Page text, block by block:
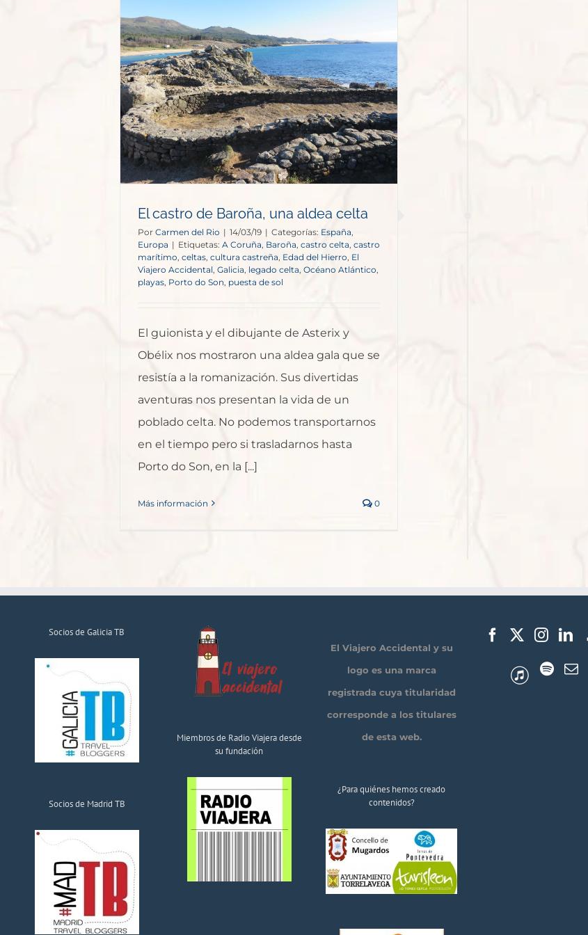
El castro de Baroña, una aldea celta
Por Carmen del Rio | 14/03/19 | Categorías: España
Europa | Etiquetas: A Coruña Baroña castro celta castro
marítimo celtas, cultura castreña Edad del Hierro El
Viajero Accidental Galicia legado celta, Océano Atlántico
playas, Porto do Son puesta de sol
El guionista y el dibujante de Asterix y
Obélix nos mostraron una aldea gala que se
resistía a la romanización. Sus divertidas
aventuras nos presentan la vida de un
poblado celta. No podemos transportarnos
en el tiempo pero si trasladarnos hasta
Porto do Son, en la [...]
Más información 0
Socios de Galicia TB
Socios de Madrid TB
Miembros de Radio Viajera desde
su fundación
El Viajero Accidental y su
logo es una marca
registrada cuya titularidad
corresponde a los titulares
de esta web.
¿Para quiénes hemos creado
contenidos?